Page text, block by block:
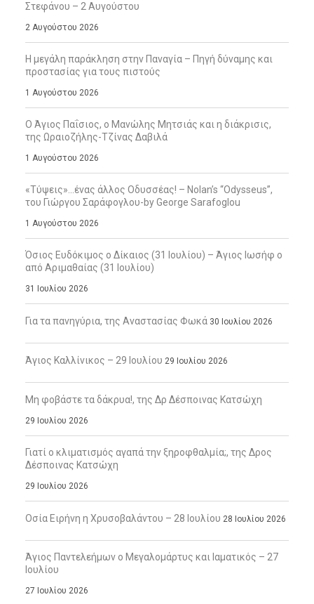
Στεφάνου – 2 Αυγούστου
2 Αυγούστου 2026
Η μεγάλη παράκληση στην Παναγία – Πηγή δύναμης και
προστασίας για τους πιστούς
1 Αυγούστου 2026
Ο Άγιος Παΐσιος, ο Μανώλης Μητσιάς και η διάκρισις,
της Ωραιοζήλης-Τζίνας Δαβιλά
1 Αυγούστου 2026
«Τύψεις»…ένας άλλος Οδυσσέας! – Nolan’s “Odysseus”,
του Γιώργου Σαράφογλου-by George Sarafoglou
1 Αυγούστου 2026
Όσιος Ευδόκιμος ο Δίκαιος (31 Ιουλίου) – Άγιος Ιωσήφ ο
από Αριμαθαίας (31 Ιουλίου)
31 Ιουλίου 2026
Για τα πανηγύρια, της Αναστασίας Φωκά 30 Ιουλίου 2026
Άγιος Καλλίνικος – 29 Ιουλίου 29 Ιουλίου 2026
Μη φοβάστε τα δάκρυα!, της Δρ Δέσποινας Κατσώχη
29 Ιουλίου 2026
Γιατί ο κλιματισμός αγαπά την ξηροφθαλμία;, της Δρος
Δέσποινας Κατσώχη
29 Ιουλίου 2026
Οσία Ειρήνη η Χρυσοβαλάντου – 28 Ιουλίου 28 Ιουλίου 2026
Άγιος Παντελεήμων ο Μεγαλομάρτυς και Ιαματικός – 27
Ιουλίου
27 Ιουλίου 2026